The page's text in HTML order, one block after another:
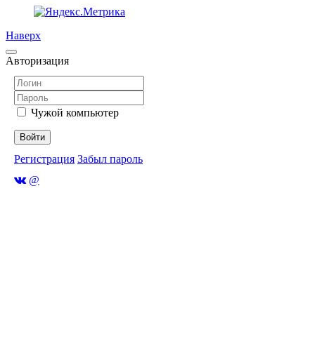
Наверх
Авторизация
Чужой компьютер
Войти
Регистрация Забыл пароль
@